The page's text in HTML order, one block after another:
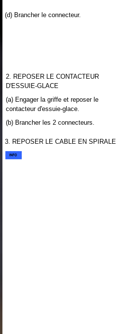
(d) Brancher le connecteur.
2. REPOSER LE CONTACTEUR
D'ESSUIE-GLACE
(a) Engager la griffe et reposer le
contacteur d'essuie-glace.
(b) Brancher les 2 connecteurs.
3. REPOSER LE CABLE EN SPIRALE